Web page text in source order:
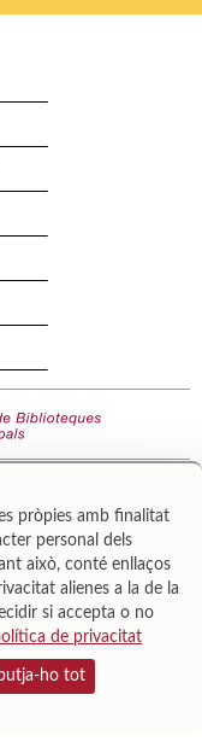
73. 08018 Barcelona. Tel:
· David Maynar · Pam
pròpies amb finalitat
personal dels
això, conté enllaços
alienes a la de la
si accepta o no
de privacitat
ho tot